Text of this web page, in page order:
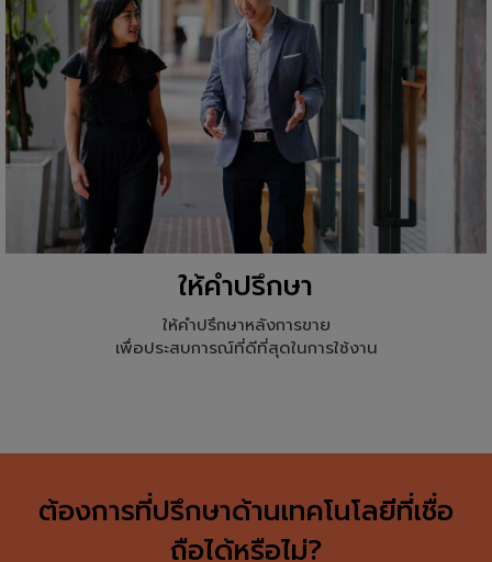
ให้คำปรึกษา
ให้คำปรึกษาหลังการขาย
เพื่อประสบการณ์ที่ดีที่สุดในการใช้งาน
ต้องการที่ปรึกษาด้านเทคโนโลยีที่เชื่อ
ถือได้หรือไม่?